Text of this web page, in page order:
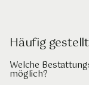
Häufig
Welche
möglich?